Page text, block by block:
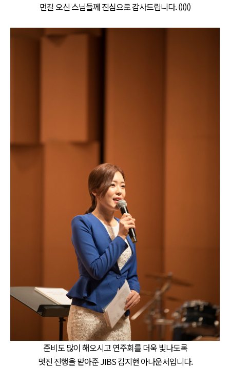
먼길 오신 스님들께 진심으로 감사드립니다. ()()()
준비도 많이 해오시고 연주회를 더욱 빛나도록
멋진 진행을 맡아준 JIBS 김지현 아나운서입니다.